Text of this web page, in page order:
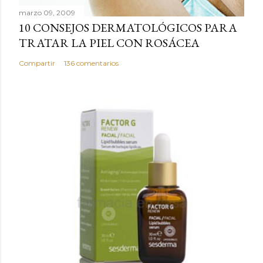
o
m
e
n
marzo 09, 2009
10 CONSEJOS DERMATOLÓGICOS PARA
TRATAR LA PIEL CON ROSÁCEA
Compartir 136 comentarios